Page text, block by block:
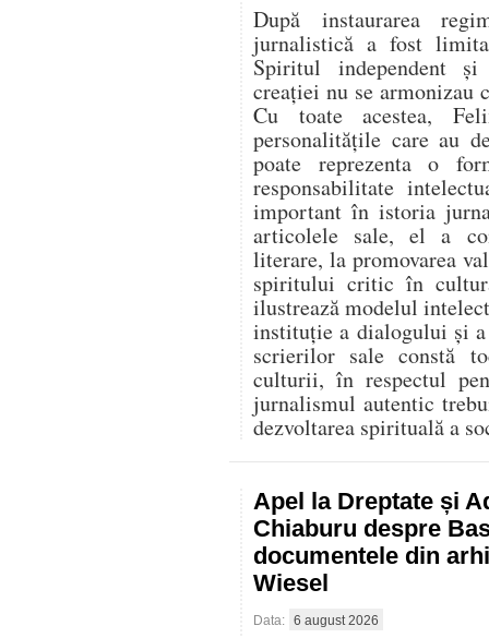
După instaurarea
jurnalistică a fost
Spiritul independent
creației nu se armonizau
Cu toate acestea,
personalitățile care au
poate reprezenta o
responsabilitate
important în istoria
articolele sale, el a
literare, la promovarea
spiritului critic în
ilustrează modelul
instituție a dialogului și
scrierilor sale constă
culturii, în respectul
jurnalismul autentic
dezvoltarea spirituală a
Apel la Dreptate și
Chiaburu despre
documentele din
Wiesel
Data: 6 august 2026